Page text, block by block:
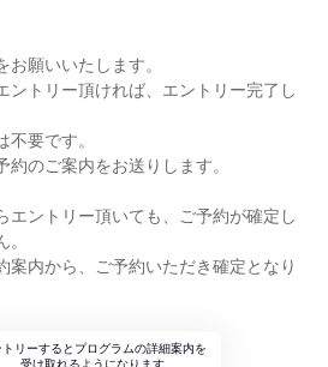
お願いいたします。
ントリー頂ければ、エントリー完了し
不要です。
のご案内をお送りします。
ントリー頂いても、ご予約が確定し
案内から、ご予約いただき確定となり
トリーするとプログラムの詳細案内を
受け取れるようになります